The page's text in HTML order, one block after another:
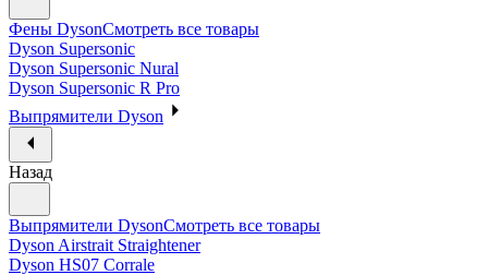
Фены DysonСмотреть все товары
Dyson Supersonic
Dyson Supersonic Nural
Dyson Supersonic R Pro
Выпрямители Dyson
Назад
Выпрямители DysonСмотреть все товары
Dyson Airstrait Straightener
Dyson HS07 Corrale